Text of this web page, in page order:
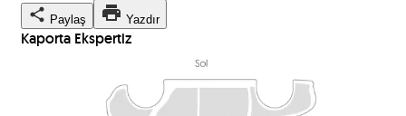
Paylaş Yazdır
Kaporta Ekspertiz